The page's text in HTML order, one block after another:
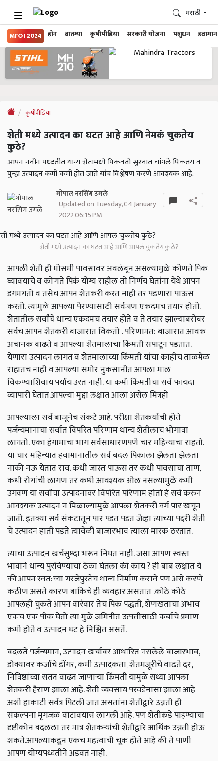
MFOI 2024 होम बातम्या कृषीपीडिया सरकारी योजना पशुधन हवामान
मराठी
कृषीपीडिया
शेती मध्ये उत्पादन का घटत आहे आणि नेमकं चुकतेय
कुठे?
आपन नवीन पध्दतीत धान्य शेतामध्ये पिकवतो सुरवात चांगले पिकतय व
पुन्हा उत्पादन कमी कमी होत जाते यांच विश्लेषण करणे आवश्यक आहे.
गोपाल नरसिंग उगले
Updated on Tuesday, 04 January
2022 06:15 PM
शेती मध्ये उत्पादन का घटत आहे आणि आपलं चुकतेय कुठे?
आपली शेती ही मोसमी पावसावर अवलंबून असल्यामुळे कोणते पिक
घ्यावयाचे व कोणते पिकं योग्य राहील तो निर्णय घेतांना येथे आपन
डगमगतो व तसेच आपन शेतकरी करत नाही तर पडणारा पाऊस
करतो. त्यामुळे आपल्या पेरण्यासाठी सर्वजण एकदमच तयार होतो.
शेतातील सर्वांचे धान्य एकदमच तयार होते व ते तयार झाल्याबरोबर
सर्वच आपन शेतकरी बाजारात विकतो . परिणामत: बाजारात आवक
अचानक वाढते व आपल्या शेतमालाचा किंमती सपाटून पडतात.
येणारा उत्पादन लागत व शेतमालाच्या किंमती यांचा काहीच ताळमेळ
राहातच नाही व आपल्या समोर नुकसानीत आपला माल
विकण्याशिवाय पर्याय उरत नाही. या कमी किंमतीचा सर्व फायदा
व्यापारी घेतात.आपल्या मुद्दा लक्षात आला असेल मित्रहो
आपल्याला सर्व बाजूनेच संकटे आहे. परीक्षा शेतकर्याची होते
पर्जन्यमानाचा सर्वात विपरित परिणाम धान्य शेतीलाच भोगावा
लागतो. एका हंगामाचा भाग सर्वसाधारणपणे चार महिन्याचा राहतो.
या चार महिन्यात हवामानातील सर्व बदल पिकाला झेलता झेलता
नाकी नऊ येतात राव. कधी जास्त पाऊस तर कधी पावसाचा ताण,
कधी रोगांची लागण तर कधी आवश्यक ओल नसल्यामुळे कमी
उगवण या सर्वांचा उत्पादनावर विपरित परिणाम होतो हे सर्व करुन
आवश्यक उत्पादन न मिळाल्यामुळे आपला शेतकरी वर्ग पार खचून
जातो. इतक्या सर्व संकटातून पार पडत पडत जेव्हा त्याच्या पदरी शेती
चे उत्पादन हाती पडते त्यावेळी बाजारभाव त्याला मारक ठरतात.
त्याचा उत्पादन खर्चसुध्दा भरून निघत नाही. जसा आपण स्वस्त
भावाने धान्य पुरविण्याचा ठेका घेतला की काय ? ही बाब लक्षात ये
की आपन स्वत:च्या गरजेपुरतेच धान्य निर्माण करावे पण असे करणे
कठीण असते कारण बाकिचे ही व्यवहार असतात .कोठे कोठे
आपलंही चुकते आपन वारंवार तेच पिकं पद्धती, शेणखताचा अभाव
एकच एक पीक घेतो त्या मुळे जमिनीत उत्पत्तीसाठी कर्बाचे प्रमाण
कमी होते व उत्पादन घट हे निश्चित असतें.
बदलते पर्जन्यमान, उत्पादन खर्चावर आधारित नसलेले बाजारभाव,
डोक्यावर कर्जाचे डोंगर, कमी उत्पादकता, शेतमजूरीचे वाढते दर,
निविष्ठांच्या सतत वाढत जाणाऱ्या किंमती यामुळे सध्या आपला
शेतकरी हैराण झाला आहे. शेती व्यवसाय परवडेनासा झाला आहे
अशी हाकाटी सर्वत्र पिटली जात असतांना शेतीद्वारे उन्नती ही
संकल्पना मृगजळ वाटावयास लागली आहे. पण शेतीकडे पाहण्याचा
दृष्टीकोन बदलला तर मात्र शेतकऱ्यांची शेतीद्वारे आर्थिक उन्नती होऊ
शकते.आपल्याकडून एकच महत्वाची चूक होते आहे की ते पाणी
आपण योग्यपध्दतीने अडवत नाही.